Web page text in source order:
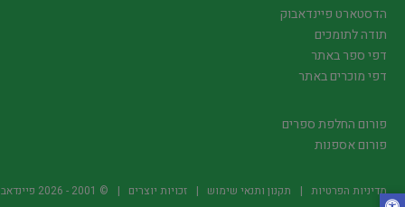
הדסטארט פיינדאבוק
תודה לתומכים
דפי ספר באתר
דפי מוכרים באתר
פורום החלפת ספרים
פורום אספנות
מדיניות הפרטיות תקנון ותנאי שימוש זכויות יוצרים © 2001 -
2026